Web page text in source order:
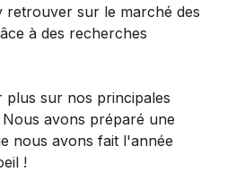
retrouver sur le marché des
à des recherches
plus sur nos principales
avons préparé une
nous avons fait l'année
!